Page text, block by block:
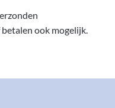
ook mogelijk.